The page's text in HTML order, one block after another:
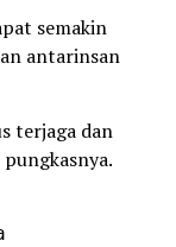
semakin
antarinsan
terjaga dan